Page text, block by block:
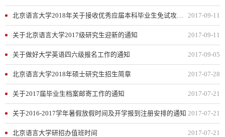
2017-09-11
北京语言大学2018年关于接收优秀应届本科毕业生免试攻读硕士学位研究生实施办法
2017-09-11
关于北京语言大学2017级研究生迎新的通知
2017-09-05
关于做好大学英语四六级报名工作的通知
2017-07-28
北京语言大学2018年硕士研究生招生简章
2017-07-21
关于2017届毕业生档案邮寄工作的通知
2017-07-21
关于2016-2017学年暑假放假时间及开学报到注册安排的通知
2017-07-21
北京语言大学研招办值班时间